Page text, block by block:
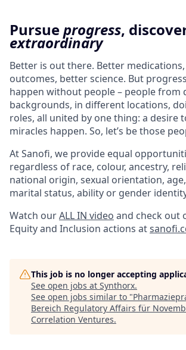
Pursueprogress,
extraordinary
Better is out there. Better
outcomes, better science. But
happen without people – people from
backgrounds, in different locations,
roles, all united by one thing: a desire
miracles happen. So, let’s be those
At Sanofi, we provide equal
regardless of race, colour, ancestry,
national origin, sexual orientation,
marital status, ability or gender
Watch ourALL IN video and check out
Equity and Inclusion actions at
This job is no longer accepting
See open jobs at Synthorx.
See open jobs similar to "
Bereich Regulatory Affairs für
Correlation Ventures.